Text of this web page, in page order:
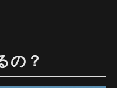
の？